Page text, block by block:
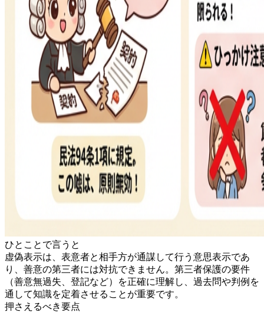
ひとことで言うと
虚偽表示は、表意者と相手方が通謀して行う意思表示であ
り、善意の第三者には対抗できません。第三者保護の要件
（善意無過失、登記など）を正確に理解し、過去問や判例を
通して知識を定着させることが重要です。
押さえるべき要点